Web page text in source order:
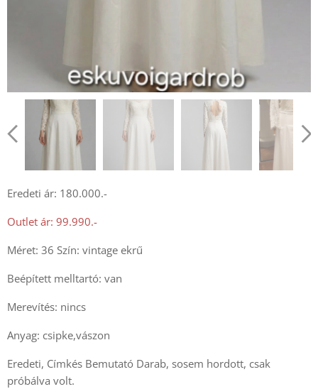
Eredeti ár: 180.000.-
Outlet ár: 99.990.-
Méret: 36 Szín: vintage ekrű
Beépített melltartó: van
Merevítés: nincs
Anyag: csipke,vászon
Eredeti, Címkés Bemutató Darab, sosem hordott, csak
próbálva volt.